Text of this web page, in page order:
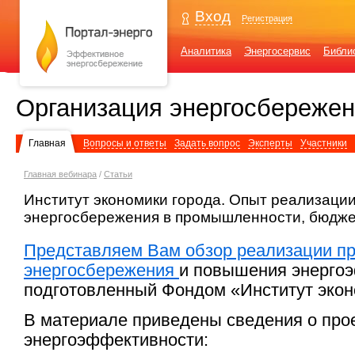
Вход Регистрация
Аналитика Энергосервис
Организация
Главная Вопросы и ответы Задать вопрос Эксперты Участники
Главная вебинара / Статьи
Институт экономики города. Опыт
энергосбережения в промышленности,
Представляем Вам обзор реализации
энергосбережения и повышения
подготовленный Фондом «Институт
В материале приведены сведения о
энергоэффективности: